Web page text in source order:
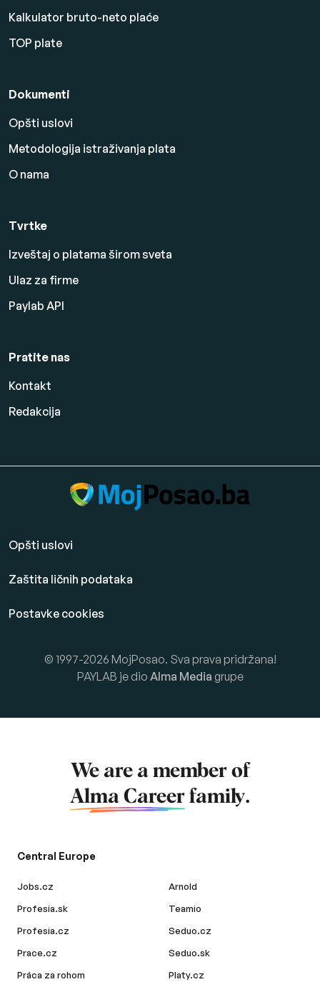
Kalkulator bruto-neto plaće
TOP plate
Dokumenti
Opšti uslovi
Metodologija istraživanja plata
O nama
Tvrtke
Izveštaj o platama širom sveta
Ulaz za firme
Paylab API
Pratite nas
Kontakt
Redakcija
Opšti uslovi
Zaštita ličnih podataka
Postavke cookies
© 1997-2026 MojPosao. Sva prava pridržana!
PAYLAB je dio Alma Media grupe
We are a member of
Alma Career family.
Central Europe
Jobs.cz
Profesia.sk
Profesia.cz
Prace.cz
Práca za rohom
Arnold
Teamio
Seduo.cz
Seduo.sk
Platy.cz